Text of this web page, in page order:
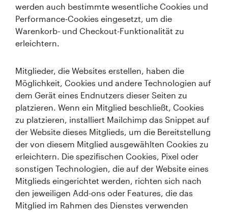
werden auch bestimmte wesentliche Cookies und
Performance-Cookies eingesetzt, um die
Warenkorb- und Checkout-Funktionalität zu
erleichtern.
Mitglieder, die Websites erstellen, haben die
Möglichkeit, Cookies und andere Technologien auf
dem Gerät eines Endnutzers dieser Seiten zu
platzieren. Wenn ein Mitglied beschließt, Cookies
zu platzieren, installiert Mailchimp das Snippet auf
der Website dieses Mitglieds, um die Bereitstellung
der von diesem Mitglied ausgewählten Cookies zu
erleichtern. Die spezifischen Cookies, Pixel oder
sonstigen Technologien, die auf der Website eines
Mitglieds eingerichtet werden, richten sich nach
den jeweiligen Add-ons oder Features, die das
Mitglied im Rahmen des Dienstes verwenden